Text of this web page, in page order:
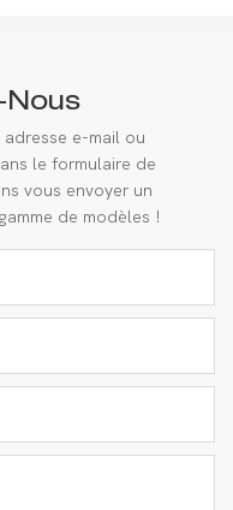
e-mail ou
le formulaire de
vous envoyer un
de modèles !